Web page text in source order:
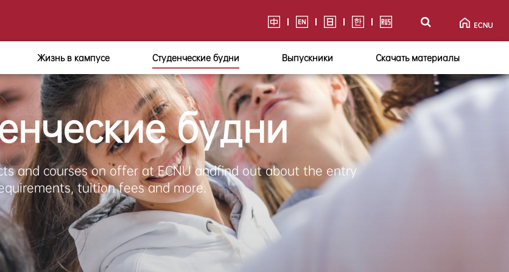
Жизнь в кампусе Студенческие будни Выпускники Скачать материалы
будни
and courses on offer at ECNU andfind out about the entry
tuition fees and more.